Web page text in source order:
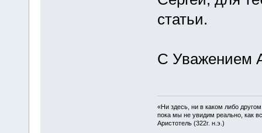
статьи.
С Уважением
«Ни здесь, ни в каком либо
пока мы не увидим реально, как
Аристотель (322г. н.э.)